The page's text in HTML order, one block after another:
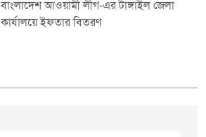
বাংলাদেশ আওয়ামী লীগ-এর টাঙ্গাইল জেলা
কার্যালয়ে ইফতার বিতরণ